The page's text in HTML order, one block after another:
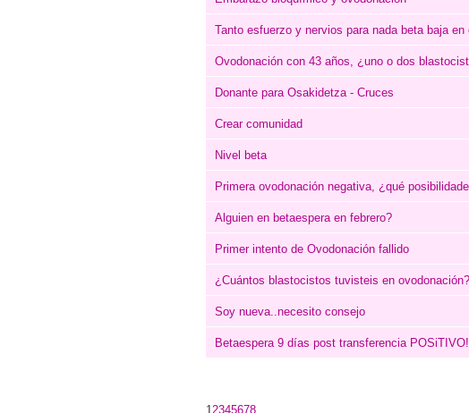
Tanto esfuerzo y nervios para nada beta baja en
Ovodonación con 43 años, ¿uno o dos
Donante para Osakidetza - Cruces
Crear comunidad
Nivel beta
Primera ovodonación negativa, ¿qué
Alguien en betaespera en febrero?
Primer intento de Ovodonación fallido
¿Cuántos blastocistos tuvisteis en ovodonación?
Soy nueva..necesito consejo
Betaespera 9 días post transferencia
12345678